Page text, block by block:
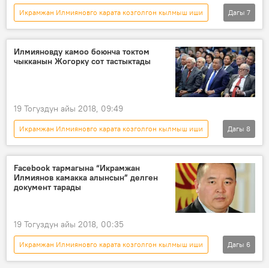
Икрамжан Илмияновго карата козголгон кылмыш иши
Окуялар
Кыргызстан
Жаңылыктар
Икрамжан Илмиянов
УКМК
сот издөө
Дагы 7
Илмияновду камоо боюнча токтом
чыкканын Жогорку сот тастыктады
19 Тогуздун айы 2018, 09:49
Икрамжан Илмияновго карата козголгон кылмыш иши
Окуялар
Кыргызстан
Жаңылыктар
Алмазбек Атамбаев
Икрамжан Илмиянов
УКМК
сот
Дагы 8
Facebook тармагына “Икрамжан
Илмиянов камакка алынсын” делген
документ тарады
19 Тогуздун айы 2018, 00:35
Икрамжан Илмияновго карата козголгон кылмыш иши
Окуялар
Кыргызстан
Дагы 6